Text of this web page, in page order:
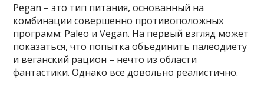
Pegan – это тип питания, основанный на
комбинации совершенно противоположных
программ: Paleo и Vegan. На первый взгляд может
показаться, что попытка объединить палеодиету
и веганский рацион – нечто из области
фантастики. Однако все довольно реалистично.